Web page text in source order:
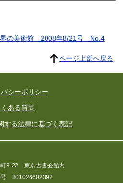
の美術館 2008年8/21号 No.4
ページ上部へ戻る
シーポリシー
ある質問
する法律に基づく表記
町3-22 東京古書会館内
号 301026602392